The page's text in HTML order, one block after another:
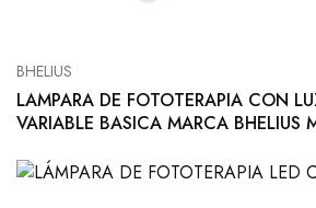
BHELIUS
LAMPARA DE FOTOTERAPIA CON
VARIABLE BASICA MARCA BHELIUS